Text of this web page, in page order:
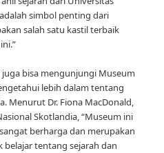
simbol penting dari
salah satu kastil terbaik
bisa mengunjungi Museum
lebih dalam tentang
Menurut Dr. Fiona MacDonald,
Skotlandia, “Museum ini
berharga dan merupakan
tentang sejarah dan